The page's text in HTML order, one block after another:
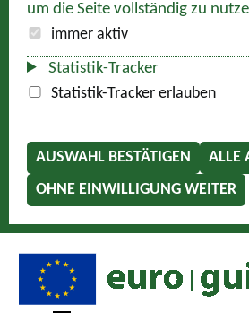
um die Seite vollständig zu
immer aktiv
Statistik-Tracker
Statistik-Tracker erlauben
AUSWAHL BESTÄTIGEN
ALLE
OHNE EINWILLIGUNG WEITER